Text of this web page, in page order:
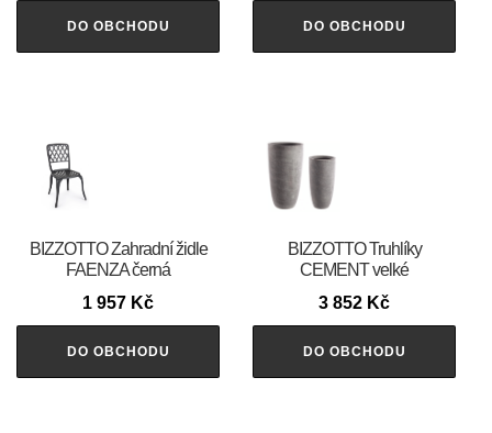
DO OBCHODU DO OBCHODU
BIZZOTTO Zahradní židle
FAENZA černá
1 957 Kč
DO OBCHODU
BIZZOTTO Truhlíky
CEMENT velké
3 852 Kč
DO OBCHODU